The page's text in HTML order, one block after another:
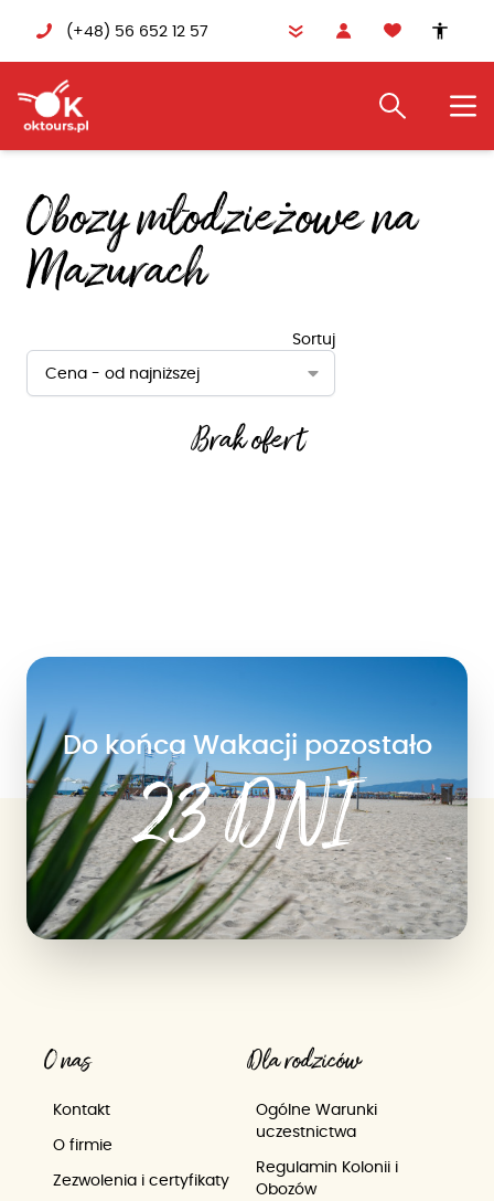
(+48) 56 652 12 57 accessibility
Obozy młodzieżowe na
Mazurach
Sortuj
Cena - od najniższej
Brak ofert
Do końca Wakacji pozostało
23 DNI
O nas
Kontakt
O firmie
Zezwolenia i certyfikaty
Dla rodziców
Ogólne Warunki
uczestnictwa
Regulamin Kolonii i
Obozów